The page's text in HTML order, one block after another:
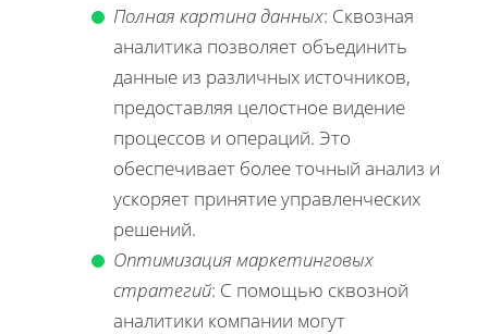
Полная картина данных: Сквозная
аналитика позволяет объединить
данные из различных источников,
предоставляя целостное видение
процессов и операций. Это
обеспечивает более точный анализ и
ускоряет принятие управленческих
решений.
Оптимизация маркетинговых
стратегий: С помощью сквозной
аналитики компании могут